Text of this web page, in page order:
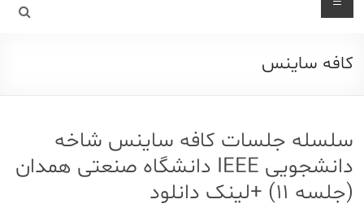
کافه ساینس
سلسله جلسات کافه ساینس شاخه
دانشجویی IEEE دانشگاه صنعتی همدان
(جلسه ۱۱) +لینک دانلود